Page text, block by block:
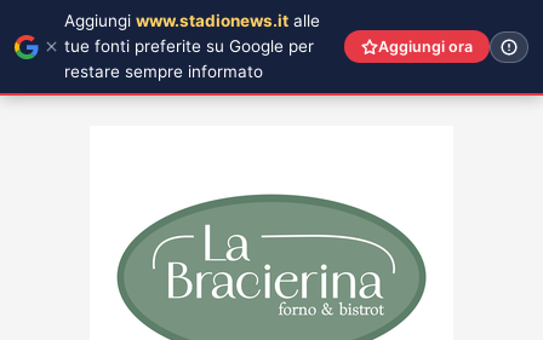
Aggiungi www.stadionews.it alle
tue fonti preferite su Google per
restare sempre informato
Aggiungi ora